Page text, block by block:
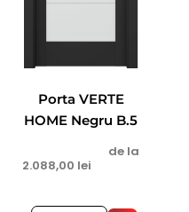
Porta VERTE
HOME Negru B.5
de la
2.088,00 lei